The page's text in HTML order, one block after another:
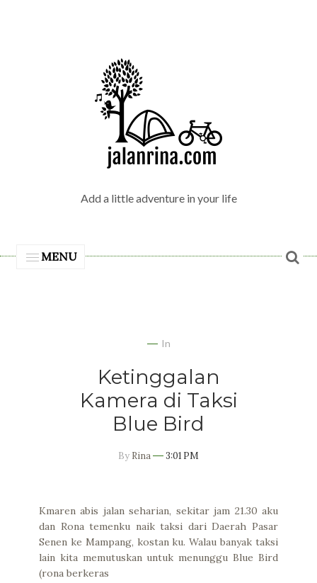
Add a little adventure in your life
MENU
In
Ketinggalan
Kamera di Taksi
Blue Bird
By Rina 3:01 PM
Kmaren abis jalan seharian, sekitar jam 21.30 aku
dan Rona temenku naik taksi dari Daerah Pasar
Senen ke Mampang, kostan ku. Walau banyak taksi
lain kita memutuskan untuk menunggu Blue Bird
(rona berkeras